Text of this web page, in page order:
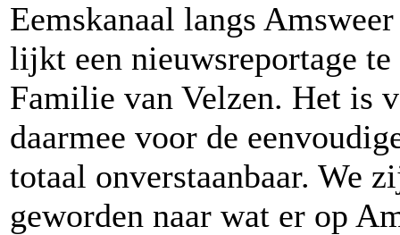
Eemskanaal langs
lijkt een nieuwsreportage
Familie van Velzen. Het is
daarmee voor de
totaal onverstaanbaar. We
geworden naar wat er op